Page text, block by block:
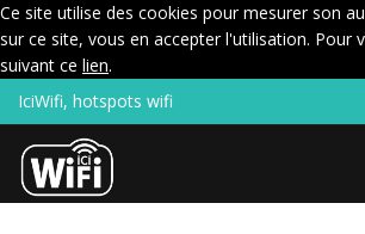
Ce site utilise des cookies pour mesurer son
sur ce site, vous en accepter l'utilisation. Pour
suivant ce lien.
IciWifi, hotspots wifi